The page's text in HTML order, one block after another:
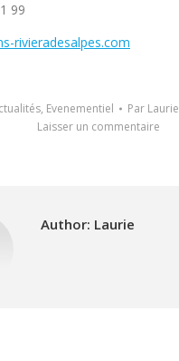
99
rivieradesalpes.com
, Evenementiel Par Laurie
Laisser un commentaire
Author: Laurie